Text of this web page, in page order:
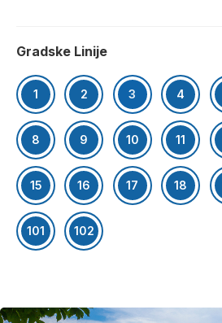
Gradske Linije
1 2 3 4
8 9 10 11
15 16 17 18
101 102